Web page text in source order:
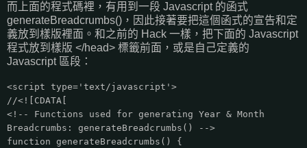
而上面的程式碼裡，有用到一段 Javascript 的函式
generateBreadcrumbs()，因此接著要把這個函式的宣告和定
義放到樣版裡面。和之前的 Hack 一樣，把下面的 Javascript
程式放到樣版 </head> 標籤前面，或是自己定義的
Javascript 區段：
<script type='text/javascript'>
//<![CDATA[
<!-- Functions used for generating Year & Month
Breadcrumbs: generateBreadcrumbs() -->
function generateBreadcrumbs() {